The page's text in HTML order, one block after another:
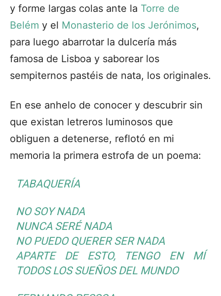
y forme largas colas ante la Torre de
Belém y el Monasterio de los Jerónimos,
para luego abarrotar la dulcería más
famosa de Lisboa y saborear los
sempiternos pastéis de nata, los originales.
En ese anhelo de conocer y descubrir sin
que existan letreros luminosos que
obliguen a detenerse, reflotó en mi
memoria la primera estrofa de un poema:
TABAQUERÍA
NO SOY NADA
NUNCA SERÉ NADA
NO PUEDO QUERER SER NADA
APARTE DE ESTO, TENGO EN MÍ
TODOS LOS SUEÑOS DEL MUNDO